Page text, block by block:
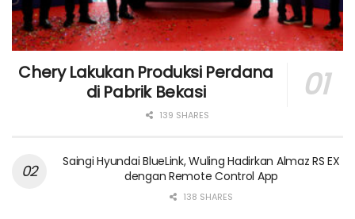
Chery Lakukan Produksi Perdana
di Pabrik Bekasi
139 SHARES
Saingi Hyundai BlueLink, Wuling Hadirkan Almaz RS EX
dengan Remote Control App
138 SHARES